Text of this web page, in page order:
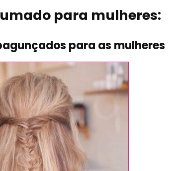
para mulheres:
para as mulheres